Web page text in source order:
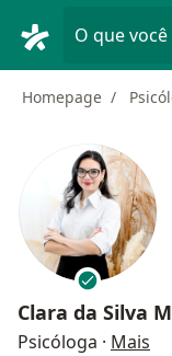
O que
Homepage
Clara da Silva
Psicóloga · Mais